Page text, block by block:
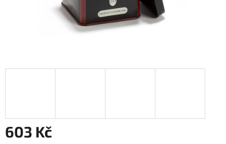
603 Kč